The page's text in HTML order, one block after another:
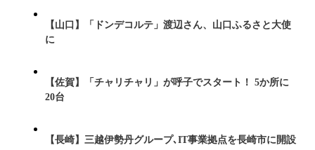
【山口】「ドンデコルテ」渡辺さん、山口ふるさと大使
に
【佐賀】「チャリチャリ」が呼子でスタート！ 5か所に
20台
【長崎】三越伊勢丹グループ､IT事業拠点を長崎市に開設